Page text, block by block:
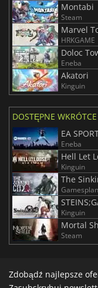
Montabi
Steam
Marvel
HRKGAME
Doloc
Eneba
Akatori
Kinguin
DOSTĘPNE WKRÓTCE
EA
Eneba
Hell Let
Kinguin
The
Kinguin
Mortal
Steam
Zdobądź najlepsze